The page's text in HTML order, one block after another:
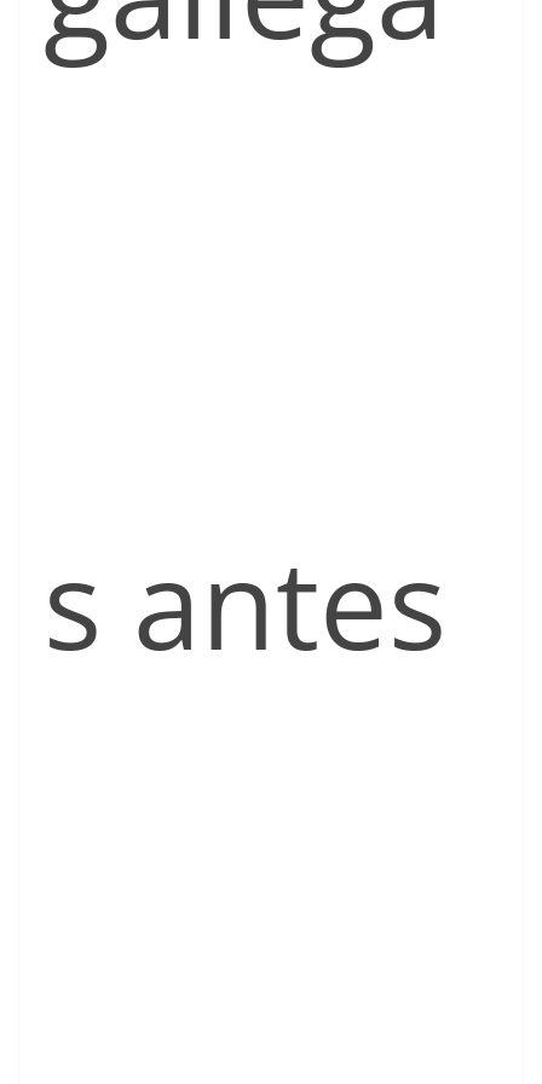
s antes